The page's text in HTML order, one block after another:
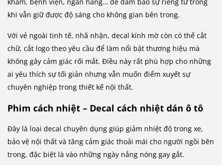
khi vẫn giữ được độ sáng cho không gian bên trong.
Với vẻ ngoài tinh tế, nhã nhặn, decal kính mờ còn có thể cắt
chữ, cắt logo theo yêu cầu để làm nổi bật thương hiệu mà
không gây cảm giác rối mắt. Điều này rất phù hợp cho những
ai yêu thích sự tối giản nhưng vẫn muốn điểm xuyết sự
chuyên nghiệp trong thiết kế nội thất.
Phim cách nhiệt – Decal cách nhiệt dán ô tô
Đây là loại decal chuyên dụng giúp giảm nhiệt độ trong xe,
bảo vệ nội thất và tăng cảm giác thoải mái cho người ngồi bên
trong, đặc biệt là vào những ngày nắng nóng gay gắt.